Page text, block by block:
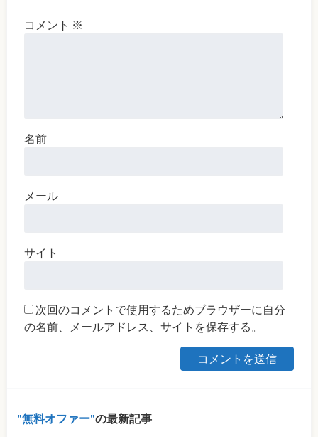
コメント ※
名前
メール
サイト
次回のコメントで使用するためブラウザーに自分
の名前、メールアドレス、サイトを保存する。
無料オファー の最新記事